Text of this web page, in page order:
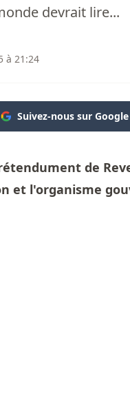
devrait lire...
à 21:24
Suivez-nous sur
de
et l'organisme